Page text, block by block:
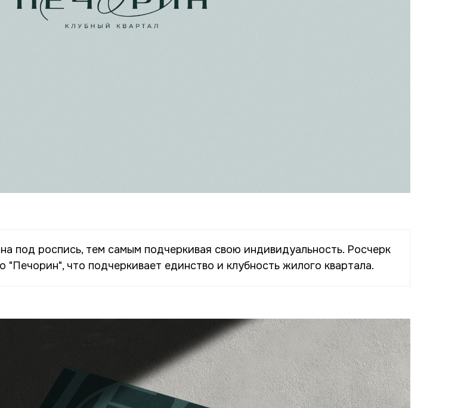
под роспись, тем самым подчеркивая свою индивидуальность. Росчерк
"Печорин", что подчеркивает единство и клубность жилого квартала.